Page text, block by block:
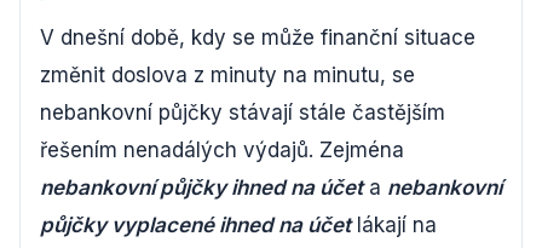
V dnešní době, kdy se může finanční situace
změnit doslova z minuty na minutu, se
nebankovní půjčky stávají stále častějším
řešením nenadálých výdajů. Zejména
nebankovní půjčky ihned na účeta nebankovní
půjčky vyplacené ihned na účetlákají na